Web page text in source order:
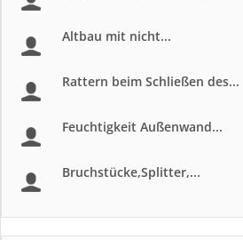
Altbau mit nicht...
Rattern beim Schließen des...
Feuchtigkeit Außenwand...
Bruchstücke,Splitter,...